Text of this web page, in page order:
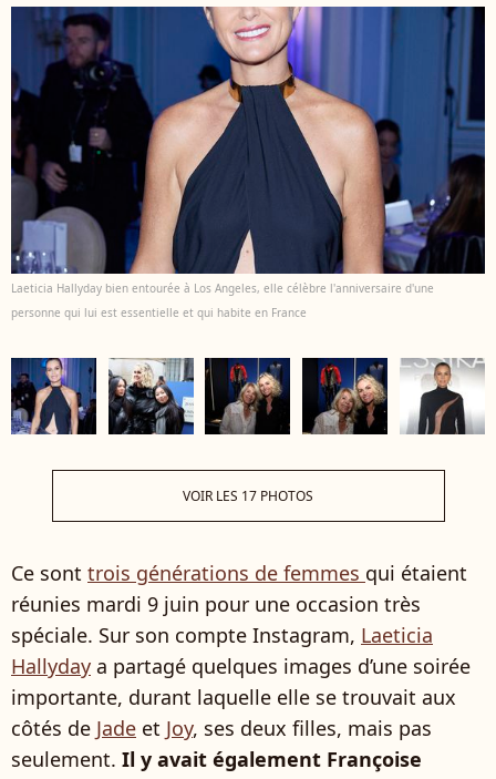
Laeticia Hallyday bien entourée à Los Angeles, elle célèbre l'anniversaire d'une
personne qui lui est essentielle et qui habite en France
VOIR LES 17 PHOTOS
Ce sont trois générations de femmes qui étaient
réunies mardi 9 juin pour une occasion très
spéciale. Sur son compte Instagram, Laeticia
Hallyday a partagé quelques images d’une soirée
importante, durant laquelle elle se trouvait aux
côtés de Jade et Joy, ses deux filles, mais pas
seulement. Il y avait également Françoise